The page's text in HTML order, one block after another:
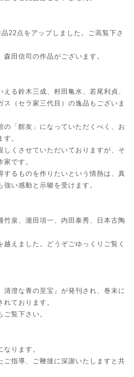
22点をアップしました。ご高覧下さ
田信司の作品がございます。
える鈴木三成、村田亀水、若尾利貞、
ス（セラ家三代目）の逸品もございま
の「館友」になっていただくべく、お
。
しくさせていただいておりますが、そ
です。
するものを作りたいという情熱は、真
い感動と示唆を受けます。
竹泉、瀧田項一、内田泰秀、日本古陶
越えました。どうぞごゆっくりご覧く
澄な青の至宝』が発刊され、巻末に
ております。
覧下さい。
ります。
ご指導、ご鞭撻に深謝いたしますと共